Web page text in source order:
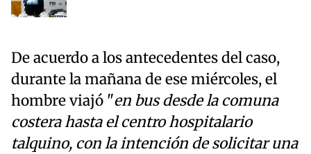
De acuerdo a los antecedentes del caso,
durante la mañana de ese miércoles, el
hombre viajó "en bus desde la comuna
costera hasta el centro hospitalario
talquino, con la intención de solicitar una